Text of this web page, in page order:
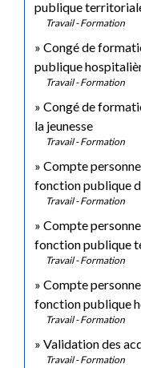
publique
Travail - Formation
Congé de
publique
Travail - Formation
Congé de
la jeunesse
Travail - Formation
Compte
fonction publique
Travail - Formation
Compte
fonction publique
Travail - Formation
Compte
fonction publique
Travail - Formation
Validation des
Travail - Formation